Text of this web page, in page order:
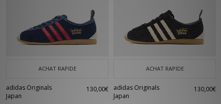
ACHAT RAPIDE
adidas Originals
Japan
130,00€
ACHAT RAPIDE
adidas Originals
Japan
130,00€